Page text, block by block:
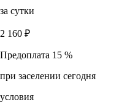
за сутки
2 160 ₽
Предоплата 15 %
при заселении сегодня
условия